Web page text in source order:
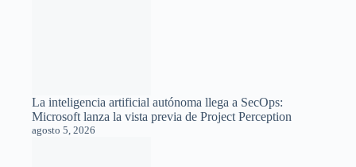
La inteligencia artificial autónoma llega a SecOps:
Microsoft lanza la vista previa de Project Perception
agosto 5, 2026